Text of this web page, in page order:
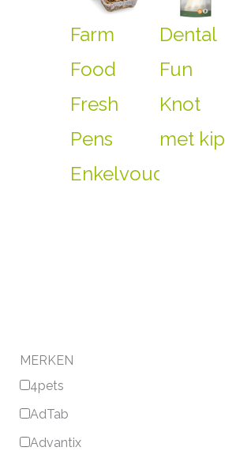
Farm
Food
Fresh
Pens
Enkelvoudig
Dental
Fun
Knot
met kip
MERKEN
4pets
AdTab
Advantix